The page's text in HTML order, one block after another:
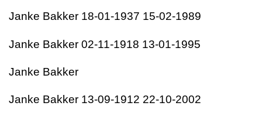
Janke Bakker 18-01-1937 15-02-1989
Janke Bakker 02-11-1918 13-01-1995
Janke Bakker
Janke Bakker 13-09-1912 22-10-2002